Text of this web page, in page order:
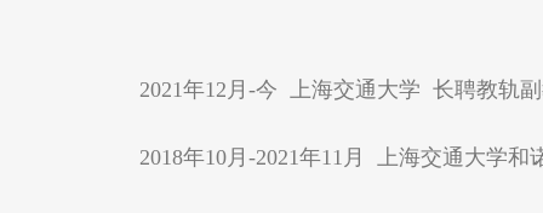
2021年12月-今 上海交通大学 长聘教轨
2018年10月-2021年11月 上海交通大学